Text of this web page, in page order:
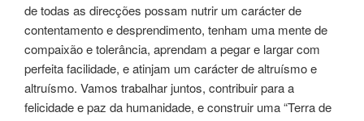
de todas as direcções possam nutrir um carácter de
contentamento e desprendimento, tenham uma mente de
compaixão e tolerância, aprendam a pegar e largar com
perfeita facilidade, e atinjam um carácter de altruísmo e
altruísmo. Vamos trabalhar juntos, contribuir para a
felicidade e paz da humanidade, e construir uma “Terra de